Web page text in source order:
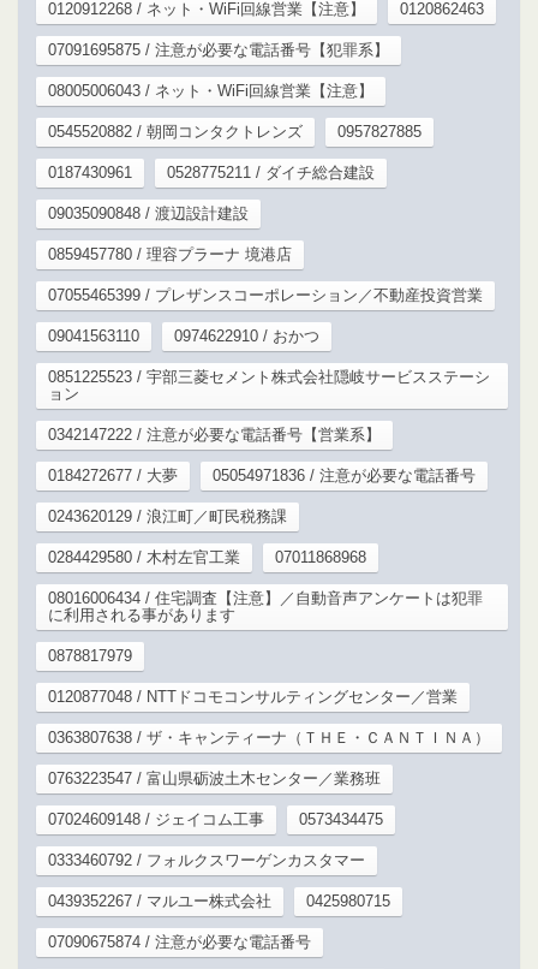
0120912268 / ネット・WiFi回線営業【注意】 0120862463
07091695875 / 注意が必要な電話番号【犯罪系】
08005006043 / ネット・WiFi回線営業【注意】
0545520882 / 朝岡コンタクトレンズ 0957827885
0187430961 0528775211 / ダイチ総合建設
09035090848 / 渡辺設計建設
0859457780 / 理容プラーナ 境港店
07055465399 / プレザンスコーポレーション／不動産投資営業
09041563110 0974622910 / おかつ
0851225523 / 宇部三菱セメント株式会社隠岐サービスステーシ
ョン
0342147222 / 注意が必要な電話番号【営業系】
0184272677 / 大夢 05054971836 / 注意が必要な電話番号
0243620129 / 浪江町／町民税務課
0284429580 / 木村左官工業 07011868968
08016006434 / 住宅調査【注意】／自動音声アンケートは犯罪
に利用される事があります
0878817979
0120877048 / NTTドコモコンサルティングセンター／営業
0363807638 / ザ・キャンティーナ（ＴＨＥ・ＣＡＮＴＩＮＡ）
0763223547 / 富山県砺波土木センター／業務班
07024609148 / ジェイコム工事 0573434475
0333460792 / フォルクスワーゲンカスタマー
0439352267 / マルユー株式会社 0425980715
07090675874 / 注意が必要な電話番号